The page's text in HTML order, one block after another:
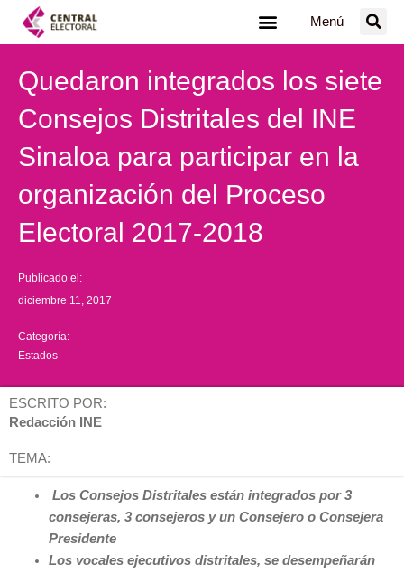
Menú
Quedaron integrados los siete
Consejos Distritales del INE
Sinaloa para participar en la
organización del Proceso
Electoral 2017-2018
Publicado el:
diciembre 11, 2017
Categoría:
Estados
ESCRITO POR:
Redacción INE
TEMA:
Los Consejos Distritales están integrados por 3
consejeras, 3 consejeros y un Consejero o Consejera
Presidente
Los vocales ejecutivos distritales, se desempeñarán